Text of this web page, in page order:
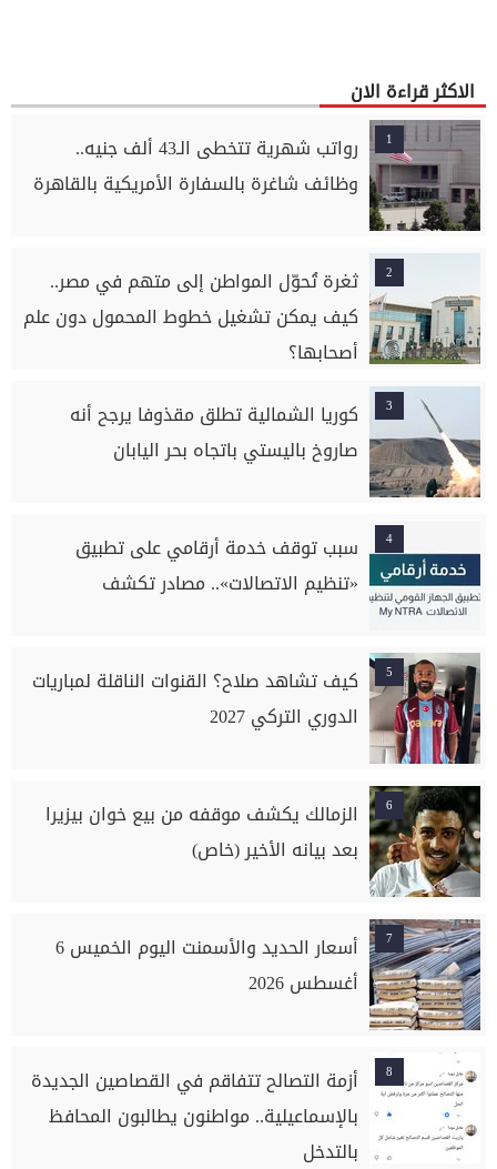
الاكثر قراءة الان
1
رواتب شهرية تتخطى الـ43 ألف جنيه..
وظائف شاغرة بالسفارة الأمريكية بالقاهرة
2
ثغرة تُحوّل المواطن إلى متهم في مصر..
كيف يمكن تشغيل خطوط المحمول دون علم
أصحابها؟
3
كوريا الشمالية تطلق مقذوفا يرجح أنه
صاروخ باليستي باتجاه بحر اليابان
4
سبب توقف خدمة أرقامي على تطبيق
«تنظيم الاتصالات».. مصادر تكشف
5
كيف تشاهد صلاح؟ القنوات الناقلة لمباريات
الدوري التركي 2027
6
الزمالك يكشف موقفه من بيع خوان بيزيرا
بعد بيانه الأخير (خاص)
7
أسعار الحديد والأسمنت اليوم الخميس 6
أغسطس 2026
8
أزمة التصالح تتفاقم في القصاصين الجديدة
بالإسماعيلية.. مواطنون يطالبون المحافظ
بالتدخل